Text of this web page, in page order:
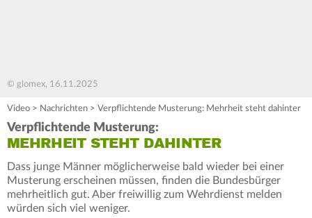
© glomex, 16.11.2025
Video > Nachrichten > Verpflichtende Musterung: Mehrheit steht dahinter
Verpflichtende Musterung:
MEHRHEIT STEHT DAHINTER
Dass junge Männer möglicherweise bald wieder bei einer
Musterung erscheinen müssen, finden die Bundesbürger
mehrheitlich gut. Aber freiwillig zum Wehrdienst melden
würden sich viel weniger.